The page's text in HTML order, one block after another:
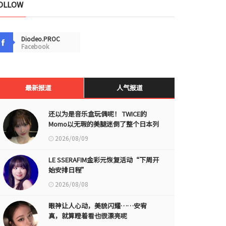
Diodeo.PROC
Facebook
最新报道 人气报道
还以为是音乐盒玩偶呢！ TWICE的
Momo以无瑕的美腿迷倒了整个日本列
岛 2026/08/09
LE SSERAFIM金彩元恢复活动“下周开
始安排日程”
2026/08/08
眼神让人心动，美貌闪耀……安宥
真，就算瞪着看也很漂亮呢